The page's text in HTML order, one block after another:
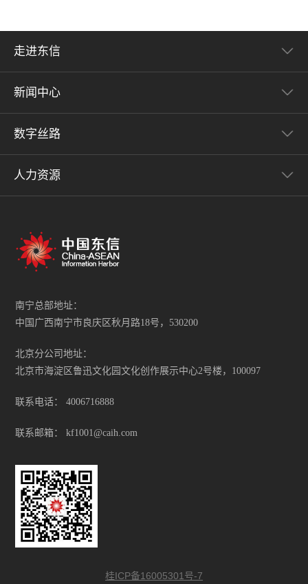
走进东信
新闻中心
数字丝路
人力资源
南宁总部地址：
中国广西南宁市良庆区秋月路18号，530200
北京分公司地址：
北京市海淀区鲁迅文化园文化创作展示中心2号楼，100097
联系电话： 4006716888
联系邮箱： kf1001@caih.com
桂ICP备16005301号-7